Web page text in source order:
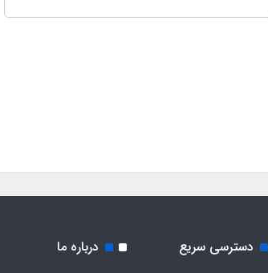
دسترسی سریع درباره ما